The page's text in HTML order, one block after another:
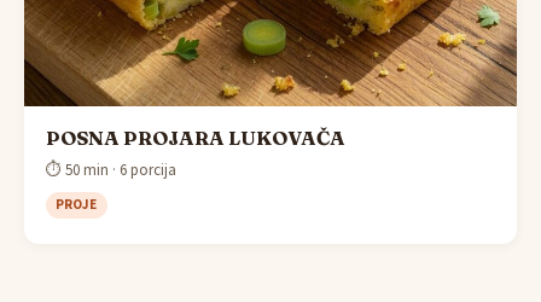
POSNA PROJARA LUKOVAČA
⏱ 50 min · 6 porcija
PROJE